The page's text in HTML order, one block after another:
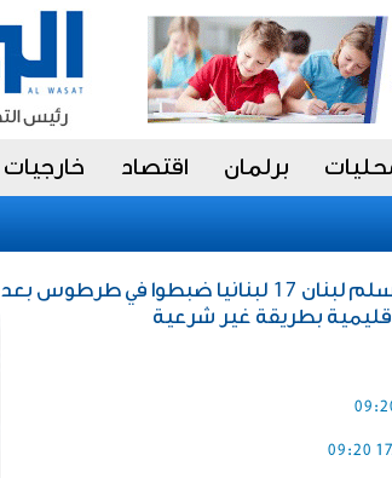
برلمان اقتصاد خارجيات
خارجيات / سوريا تسلم لبنان 17 لبنانيا ضبطوا في طرطوس بعد
بطريقة غير شرعية